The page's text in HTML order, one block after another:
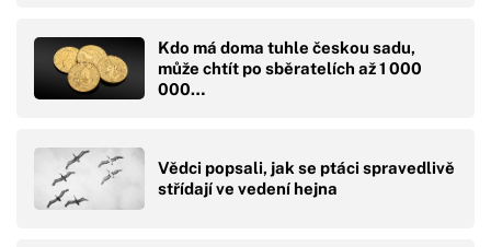
Kdo má doma tuhle českou sadu,
může chtít po sběratelích až 1 000
000…
Vědci popsali, jak se ptáci spravedlivě
střídají ve vedení hejna